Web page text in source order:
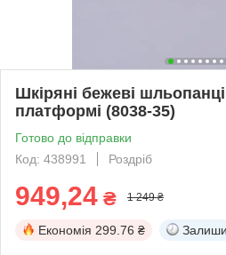
Шкіряні бежеві шльопанці
платформі (8038-35)
Готово до відправки
Код: 438991
Роздріб
949,24 ₴ 1 249 ₴
Економія 299.76 ₴